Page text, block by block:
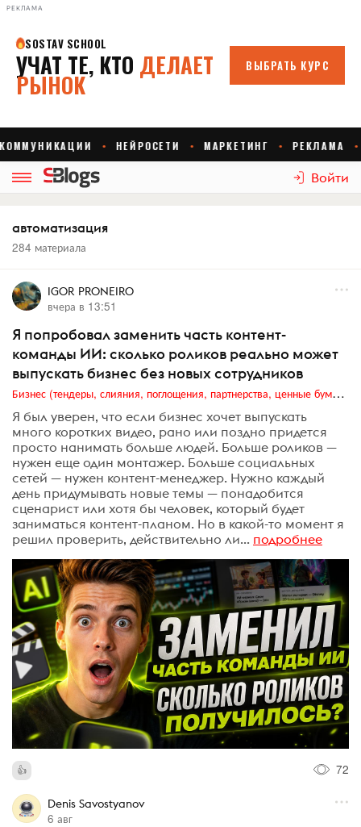
РЕКЛАМА
Войти
автоматизация
284 материала
IGOR PRONEIRO
вчера в 13:51
Я попробовал заменить часть контент-
команды ИИ: сколько роликов реально может
выпускать бизнес без новых сотрудников
Бизнес (тендеры, слияния, поглощения, партнерства, ценные бумаги, акционеры, финансы и отчетность)
Я был уверен, что если бизнес хочет выпускать
много коротких видео, рано или поздно придется
просто нанимать больше людей. Больше роликов —
нужен еще один монтажер. Больше социальных
сетей — нужен контент-менеджер. Нужно каждый
день придумывать новые темы — понадобится
сценарист или хотя бы человек, который будет
заниматься контент-планом. Но в какой-то момент я
решил проверить, действительно ли... подробнее
72
Denis Savostyanov
6 авг